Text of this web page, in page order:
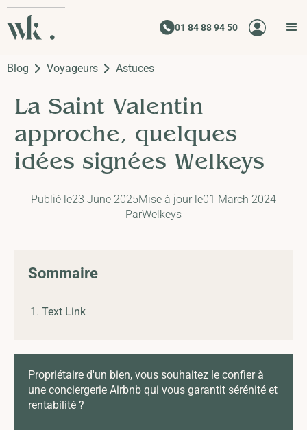
01 84 88 94 50
Blog Voyageurs Astuces
La Saint Valentin
approche, quelques
idées signées Welkeys
Publié le23 June 2025Mise à jour le01 March 2024
ParWelkeys
Sommaire
Text Link
Propriétaire d'un bien, vous souhaitez le confier à
une conciergerie Airbnb qui vous garantit sérénité et
rentabilité ?